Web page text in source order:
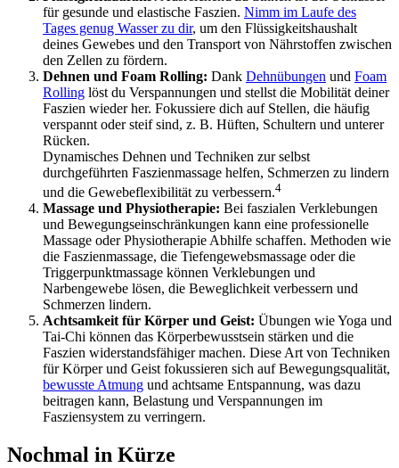
für gesunde und elastische Faszien. Nimm im Laufe des
Tages genug Wasser zu dir, um den Flüssigkeitshaushalt
deines Gewebes und den Transport von Nährstoffen zwischen
den Zellen zu fördern.
Dehnen und Foam Rolling: Dank Dehnübungen und Foam
Rolling löst du Verspannungen und stellst die Mobilität deiner
Faszien wieder her. Fokussiere dich auf Stellen, die häufig
verspannt oder steif sind, z. B. Hüften, Schultern und unterer
Rücken.
Dynamisches Dehnen und Techniken zur selbst
durchgeführten Faszienmassage helfen, Schmerzen zu lindern
und die Gewebeflexibilität zu verbessern.4
Massage und Physiotherapie: Bei faszialen Verklebungen
und Bewegungseinschränkungen kann eine professionelle
Massage oder Physiotherapie Abhilfe schaffen. Methoden wie
die Faszienmassage, die Tiefengewebsmassage oder die
Triggerpunktmassage können Verklebungen und
Narbengewebe lösen, die Beweglichkeit verbessern und
Schmerzen lindern.
Achtsamkeit für Körper und Geist: Übungen wie Yoga und
Tai-Chi können das Körperbewusstsein stärken und die
Faszien widerstandsfähiger machen. Diese Art von Techniken
für Körper und Geist fokussieren sich auf Bewegungsqualität,
bewusste Atmung und achtsame Entspannung, was dazu
beitragen kann, Belastung und Verspannungen im
Fasziensystem zu verringern.
Nochmal in Kürze